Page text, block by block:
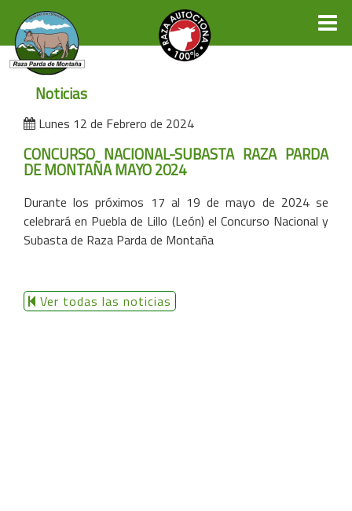
Noticias
Lunes 12 de Febrero de 2024
CONCURSO NACIONAL-SUBASTA RAZA PARDA
DE MONTAÑA MAYO 2024
Durante los próximos 17 al 19 de mayo de 2024 se
celebrará en Puebla de Lillo (León) el Concurso Nacional y
Subasta de Raza Parda de Montaña
Ver todas las noticias